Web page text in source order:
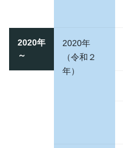
2020年
～
2020年
（令和２
年）